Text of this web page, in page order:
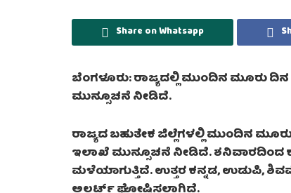
Share on Whatsapp
ಬೆಂಗಳೂರು: ರಾಜ್ಯದಲ್ಲಿ ಮುಂದಿನ ಮೂರು
ಮುನ್ಸೂಚನೆ ನೀಡಿದೆ.
ರಾಜ್ಯದ ಬಹುತೇಕ ಜಿಲ್ಲೆಗಳಲ್ಲಿ ಮುಂದಿನ
ಇಲಾಖೆ ಮುನ್ಸೂಚನೆ ನೀಡಿದೆ. ಶನಿವಾರದಿಂದ
ಮಳೆಯಾಗುತ್ತಿದೆ. ಉತ್ತರ ಕನ್ನಡ, ಉಡುಪಿ,